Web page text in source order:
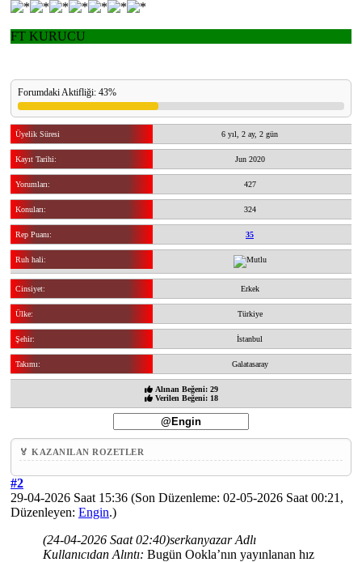
FT KURUCU
Forumdaki Aktifliği: 43%
Üyelik Süresi 6 yıl, 2 ay, 2 gün
Kayıt Tarihi: Jun 2020
Yorumları: 427
Konuları: 324
Rep Puanı: 35
Ruh hali:
Cinsiyet: Erkek
Ülke: Türkiye
Şehir: İstanbul
Takımı: Galatasaray
Alınan Beğeni: 29
Verilen Beğeni: 18
🏅 KAZANILAN ROZETLER
#2
29-04-2026 Saat 15:36 (Son Düzenleme: 02-05-2026 Saat 00:21,
Düzenleyen: Engin.)
(24-04-2026 Saat 02:40)serkanyazar Adlı
Kullanıcıdan Alıntı: Bugün Ookla’nın yayınlanan hız